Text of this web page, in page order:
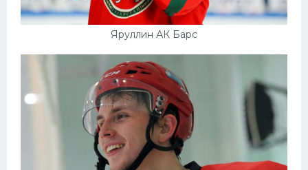
Яруллин АК Барс